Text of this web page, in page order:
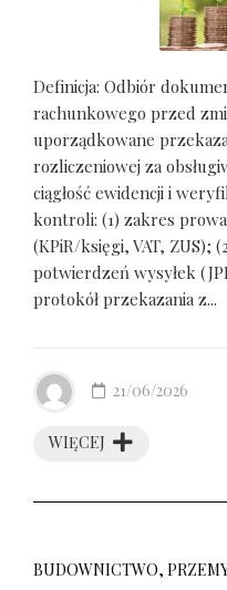
Definicja: Odbiór
rachunkowego przed
uporządkowane
rozliczeniowej za
ciągłość ewidencji i
kontroli: (1) zakres
(KPiR/księgi, VAT, ZUS);
potwierdzeń wysyłek
protokół przekazania z...
WIĘCEJ
21/06/2026
BUDOWNICTWO,